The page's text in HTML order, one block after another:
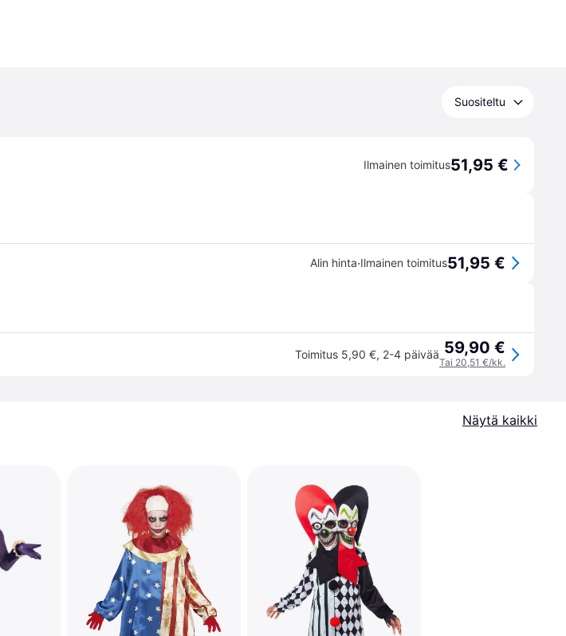
Suositeltu
Ilmainen toimitus51,95 €
Alin hinta·Ilmainen toimitus51,95 €
Toimitus 5,90 €, 2-4 päivää 59,90 €
Tai 20,51 €/kk.
Näytä kaikki